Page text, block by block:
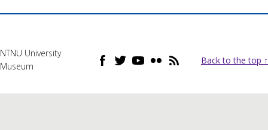
NTNU University
Museum
Back to the top ↑